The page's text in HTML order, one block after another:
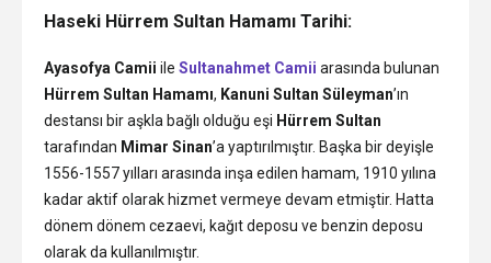
Haseki Hürrem Sultan Hamamı Tarihi:
Ayasofya Camii ile Sultanahmet Camii arasında bulunan
Hürrem Sultan Hamamı, Kanuni Sultan Süleyman’ın
destansı bir aşkla bağlı olduğu eşi Hürrem Sultan
tarafından Mimar Sinan’a yaptırılmıştır. Başka bir deyişle
1556-1557 yılları arasında inşa edilen hamam, 1910 yılına
kadar aktif olarak hizmet vermeye devam etmiştir. Hatta
dönem dönem cezaevi, kağıt deposu ve benzin deposu
olarak da kullanılmıştır.